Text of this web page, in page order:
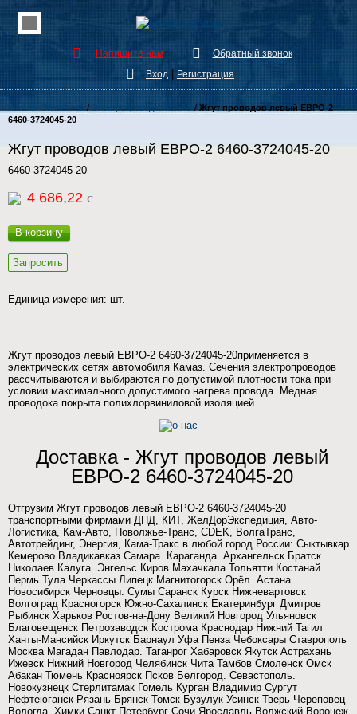
Напишите нам
Обратный звонок
Вход
Регистрация
Каталог Запчастей/Электропроводка КамАЗ/Жгут проводов левый ЕВРО-2
6460-3724045-20
Жгут проводов левый ЕВРО-2 6460-3724045-20
6460-3724045-20
4 686,22 c
В корзину
Запросить
Единица измерения: шт.
Жгут проводов левый ЕВРО-2 6460-3724045-20применяется в
электрических сетях автомобиля Камаз. Сечения электропроводов
рассчитываются и выбираются по допустимой плотности тока при
условии максимального допустимого нагрева провода. Медная
проводока покрыта полихлорвиниловой изоляцией.
Доставка - Жгут проводов левый
ЕВРО-2 6460-3724045-20
Отгрузим Жгут проводов левый ЕВРО-2 6460-3724045-20
транспортными фирмами ДПД, КИТ, ЖелДорЭкспедиция, Авто-
Логистика, Кам-Авто, Поволжье-Транс, CDEK, ВолгаТранс,
Автотрейдинг, Энергия, Кама-Тракс в любой город России: Сыктывкар
Кемерово Владикавказ Самара. Караганда. Архангельск Братск
Николаев Калуга. Энгельс Киров Махачкала Тольятти Костанай
Пермь Тула Черкассы Липецк Магнитогорск Орёл. Астана
Новосибирск Черновцы. Сумы Саранск Курск Нижневартовск
Волгоград Красногорск Южно-Сахалинск Екатеринбург Дмитров
Рыбинск Харьков Ростов-на-Дону Великий Новгород Ульяновск
Благовещенск Петрозаводск Кострома Краснодар Нижний Тагил
Ханты-Мансийск Иркутск Барнаул Уфа Пенза Чебоксары Ставрополь
Москва Магадан Павлодар. Таганрог Хабаровск Якутск Астрахань
Ижевск Нижний Новгород Челябинск Чита Тамбов Смоленск Омск
Абакан Тюмень Красноярск Псков Белгород. Севастополь.
Новокузнецк Стерлитамак Гомель Курган Владимир Сургут
Нефтеюганск Рязань Брянск Томск Бузулук Усинск Тверь Череповец
Вологда. Химки Санкт-Петербург Сочи Ярославль Волжский Воронеж